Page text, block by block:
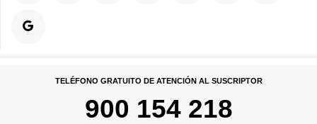
TELÉFONO GRATUITO DE ATENCIÓN AL SUSCRIPTOR
900 154 218